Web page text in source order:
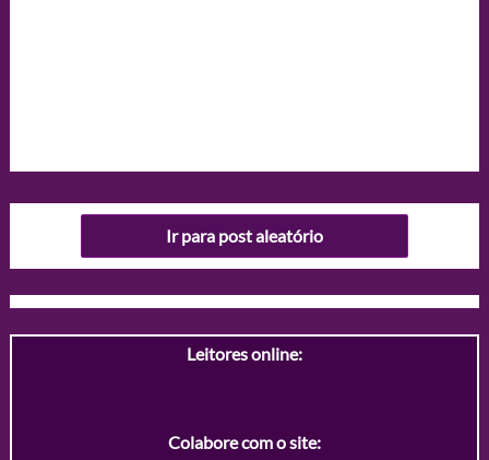
Ir para post aleatório
Leitores online:
Colabore com o site: